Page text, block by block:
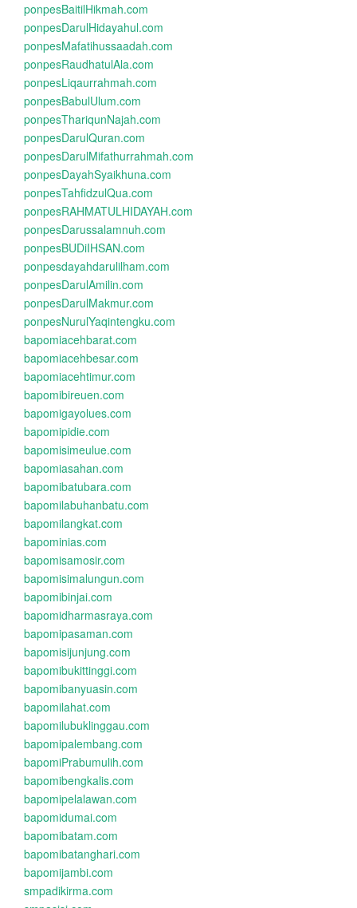
ponpesBaitilHikmah.com
ponpesDarulHidayahul.com
ponpesMafatihussaadah.com
ponpesRaudhatulAla.com
ponpesLiqaurrahmah.com
ponpesBabulUlum.com
ponpesThariqunNajah.com
ponpesDarulQuran.com
ponpesDarulMifathurrahmah.com
ponpesDayahSyaikhuna.com
ponpesTahfidzulQua.com
ponpesRAHMATULHIDAYAH.com
ponpesDarussalamnuh.com
ponpesBUDiIHSAN.com
ponpesdayahdarulilham.com
ponpesDarulAmilin.com
ponpesDarulMakmur.com
ponpesNurulYaqintengku.com
bapomiacehbarat.com
bapomiacehbesar.com
bapomiacehtimur.com
bapomibireuen.com
bapomigayolues.com
bapomipidie.com
bapomisimeulue.com
bapomiasahan.com
bapomibatubara.com
bapomilabuhanbatu.com
bapomilangkat.com
bapominias.com
bapomisamosir.com
bapomisimalungun.com
bapomibinjai.com
bapomidharmasraya.com
bapomipasaman.com
bapomisijunjung.com
bapomibukittinggi.com
bapomibanyuasin.com
bapomilahat.com
bapomilubuklinggau.com
bapomipalembang.com
bapomiPrabumulih.com
bapomibengkalis.com
bapomipelalawan.com
bapomidumai.com
bapomibatam.com
bapomibatanghari.com
bapomijambi.com
smpadikirma.com